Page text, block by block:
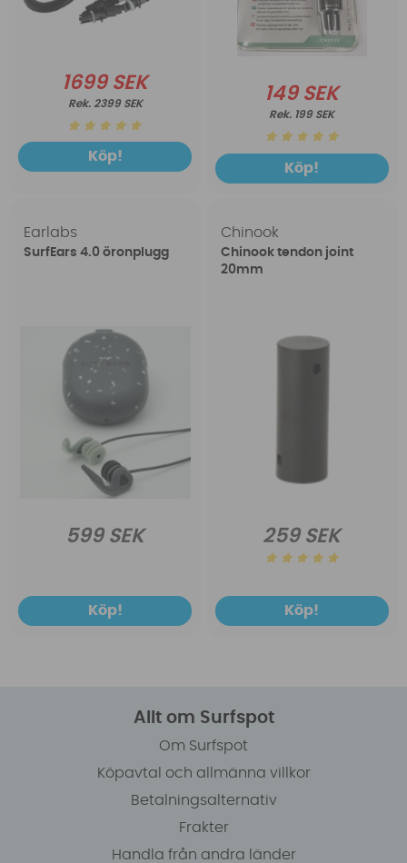
1699 SEK
2399 SEK
Köp!
149 SEK
199 SEK
Köp!
Earlabs
SurfEars 4.0 öronplugg
599 SEK
Köp!
Chinook
Chinook tendon joint
20mm
259 SEK
Köp!
Allt om Surfspot
Om Surfspot
Köpavtal och allmänna villkor
Betalningsalternativ
Frakter
Handla från andra länder